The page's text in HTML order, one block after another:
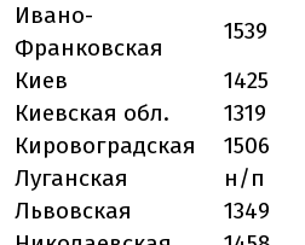
Ивано-
Франковская
1539
Киев
1425
Киевская обл.
1319
Кировоградская
1506
Луганская
н/п
Львовская
1349